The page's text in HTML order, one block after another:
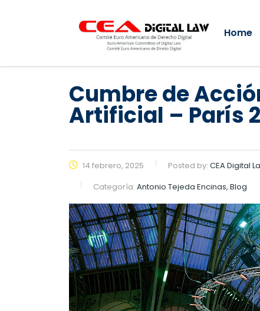
Home
Cumbre de
Artificial – París
14 febrero, 2025 Posted by: CEA Digital
Categoría: Antonio Tejeda Encinas, Blog